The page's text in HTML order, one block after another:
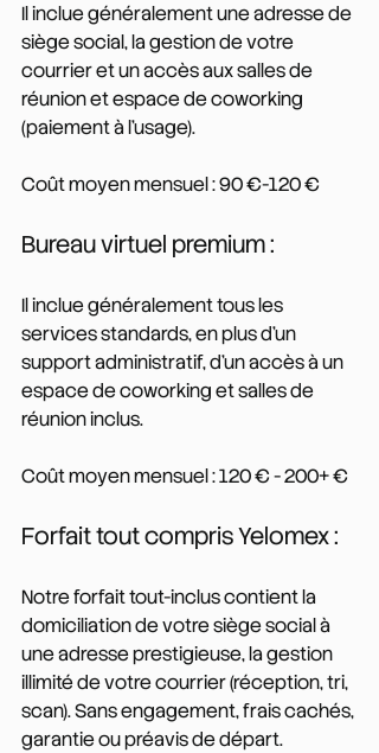
Il inclue généralement une adresse de
siège social, la gestion de votre
courrier et un accès aux salles de
réunion et espace de coworking
(paiement à l'usage).
Coût moyen mensuel : 90 €-120 €
Bureau virtuel premium :
Il inclue généralement tous les
services standards, en plus d'un
support administratif, d'un accès à un
espace de coworking et salles de
réunion inclus.
Coût moyen mensuel : 120 € - 200+ €
Forfait tout compris Yelomex :
Notre forfait tout-inclus contient la
domiciliation de votre siège social à
une adresse prestigieuse, la gestion
illimité de votre courrier (réception, tri,
scan). Sans engagement, frais cachés,
garantie ou préavis de départ.